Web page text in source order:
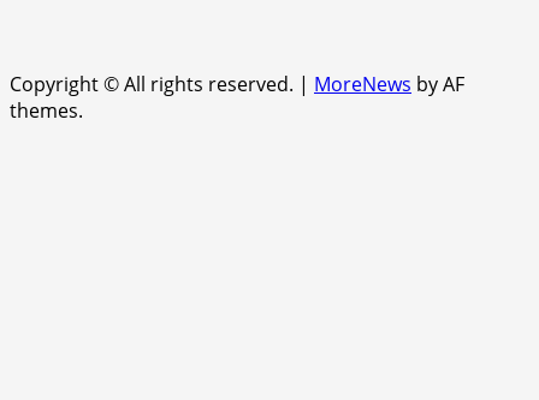
Copyright © All rights reserved. | MoreNews by AF
themes.